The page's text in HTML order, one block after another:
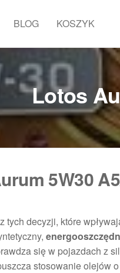
BLOG KOSZYK
Lotos
5W30
decyzji, które
się w pojazdach z
stosowanie olejów